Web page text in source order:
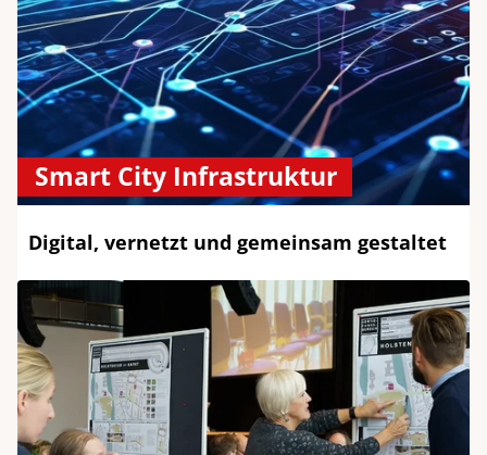
Smart City Infrastruktur
Digital, vernetzt und gemeinsam gestaltet